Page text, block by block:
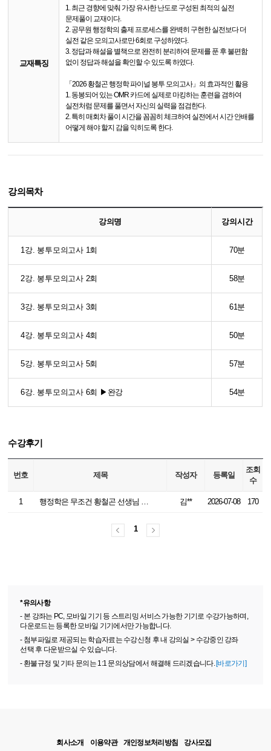
교재특징
1. 최근 경향에 맞춰 가장 유사한 난도로 구성된 최적의 실전
문제풀이 교재이다.
2. 공무원 행정학의 출제 프로세스를 완벽히 구현한 실전보다 더
실전 같은 모의고사로만 6회로 구성하였다.
3. 정답과 해설을 별책으로 완전히 분리하여 문제를 푼 후 불편함
없이 정답과 해설을 확인할 수 있도록 하였다.
「2026 황철곤 행정학 파이널 봉투 모의고사」의 효과적인 활용
1. 동봉되어 있는 OMR 카드에 실제로 마킹하는 훈련을 겸하여
실전처럼 문제를 풀면서 자신의 실력을 점검한다.
2. 특히 매회차 풀이 시간을 꼼꼼히 체크하여 실전에서 시간 안배를
어떻게 해야 할지 감을 익히도록 한다.
강의목차
강의명 강의시간
1강. 봉투모의고사 1회 70분
2강. 봉투모의고사 2회 58분
3강. 봉투모의고사 3회 61분
4강. 봉투모의고사 4회 50분
5강. 봉투모의고사 5회 57분
6강. 봉투모의고사 6회 ▶완강 54분
수강후기
번호 제목 작성자 등록일
조회
수
1 김** 2026-07-08 170
1
*유의사항
- 본 강좌는 PC, 모바일 기기 등 스트리밍 서비스 가능한 기기로 수강가능하며,
다운로드는 등록한 모바일 기기에서만 가능합니다.
- 첨부파일로 제공되는 학습자료는 수강신청 후 내 강의실 > 수강중인 강좌
선택 후 다운받으실 수 있습니다.
- 환불규정 및 기타 문의는 1:1 문의상담에서 해결해 드리겠습니다.[바로가기]
회사소개 이용약관 개인정보처리방침 강사모집